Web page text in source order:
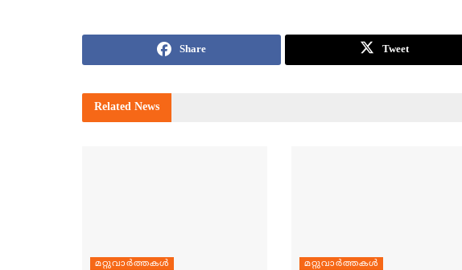
Share Tweet
Related News
മറ്റുവാര്‍ത്തകള്‍ മറ്റുവാര്‍ത്തകള്‍